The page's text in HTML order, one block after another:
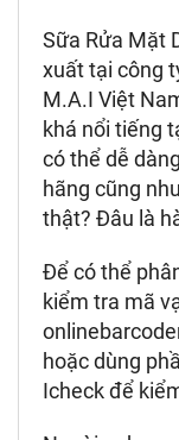
Sữa Rửa Mặt
xuất tại công
M.A.I Việt
khá nổi tiếng
có thể dễ
hãng cũng
thật? Đâu là
Để có thể
kiểm tra mã
hoặc dùng
Icheck để